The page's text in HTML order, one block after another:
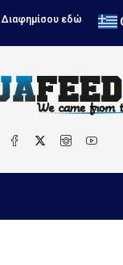
Διαφημίσου εδώ